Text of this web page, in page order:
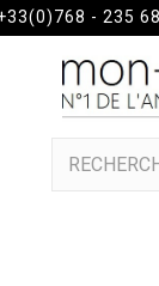
- 235